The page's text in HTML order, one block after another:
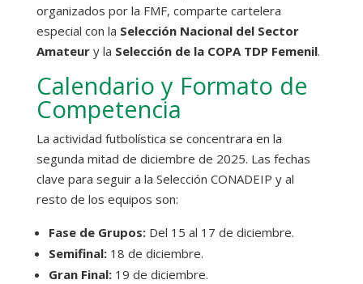
organizados por la FMF, comparte cartelera
especial con la Selección Nacional del Sector
Amateury la Selección de la COPA TDP Femenil.
Calendario y Formato de
Competencia
La actividad futbolística se concentrara en la
segunda mitad de diciembre de 2025. Las fechas
clave para seguir a la Selección CONADEIP y al
resto de los equipos son:
Fase de Grupos:Del 15 al 17 de diciembre.
Semifinal:18 de diciembre.
Gran Final:19 de diciembre.